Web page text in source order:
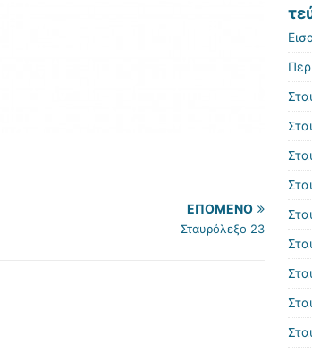
ΕΠΌΜΕΝΟ
Σταυρόλεξο 23